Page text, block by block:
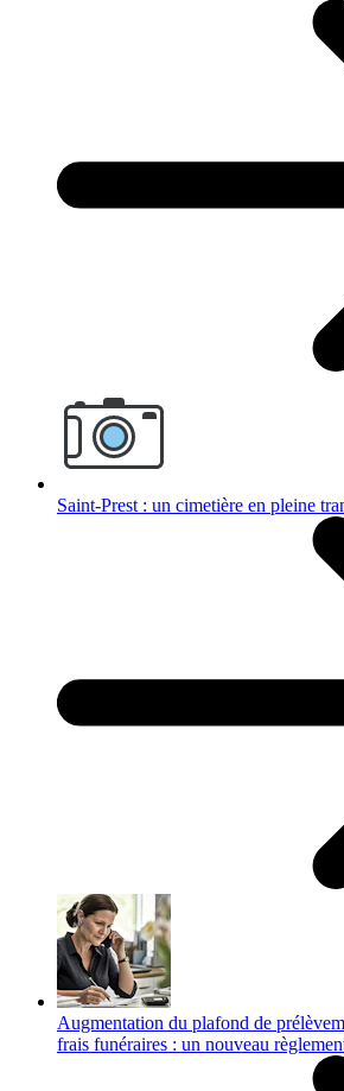
Saint-Prest : un cimetière en pleine
Augmentation du plafond de
frais funéraires : un nouveau